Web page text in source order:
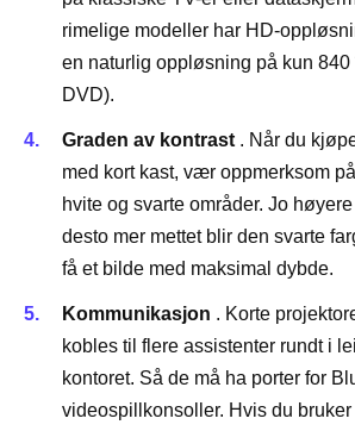
rimelige modeller har HD-
en naturlig oppløsning på kun 840
DVD).
Graden av kontrast . Når du
med kort kast, vær oppmerksom
hvite og svarte områder. Jo
desto mer mettet blir den svarte
få et bilde med maksimal dybde.
Kommunikasjon . Korte
kobles til flere assistenter rundt i
kontoret. Så de må ha porter for
videospillkonsoller. Hvis du